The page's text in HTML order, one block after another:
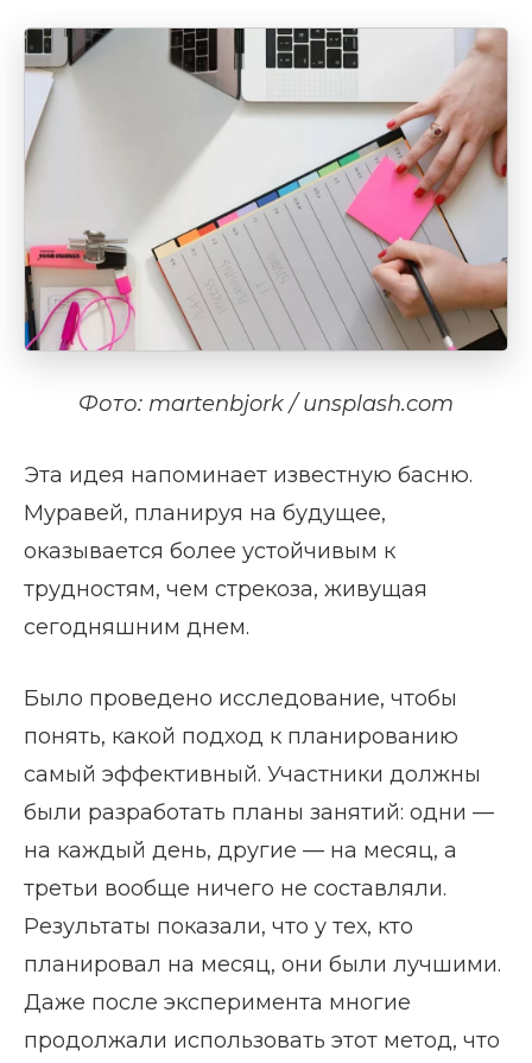
Фото: martenbjork / unsplash.com
Эта идея напоминает известную басню.
Муравей, планируя на будущее,
оказывается более устойчивым к
трудностям, чем стрекоза, живущая
сегодняшним днем.
Было проведено исследование, чтобы
понять, какой подход к планированию
самый эффективный. Участники должны
были разработать планы занятий: одни —
на каждый день, другие — на месяц, а
третьи вообще ничего не составляли.
Результаты показали, что у тех, кто
планировал на месяц, они были лучшими.
Даже после эксперимента многие
продолжали использовать этот метод, что